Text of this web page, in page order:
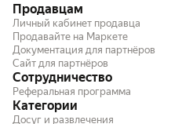
Продавцам
Личный кабинет продавца
Продавайте на Маркете
Документация для партнёров
Сайт для партнёров
Сотрудничество
Реферальная программа
Категории
Досуг и развлечения